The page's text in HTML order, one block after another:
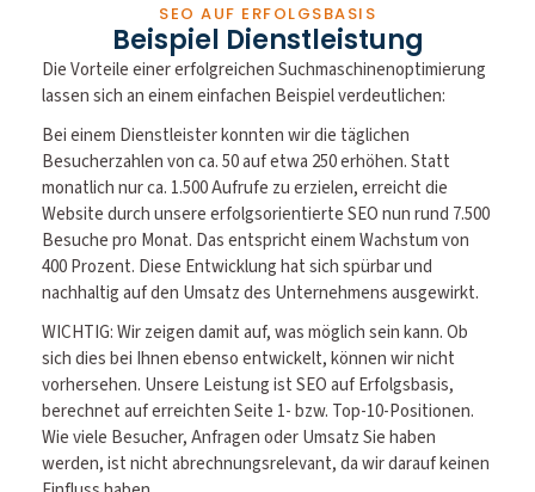
SEO AUF ERFOLGSBASIS
Beispiel Dienstleistung
Die Vorteile einer erfolgreichen Suchmaschinenoptimierung
lassen sich an einem einfachen Beispiel verdeutlichen:
Bei einem Dienstleister konnten wir die täglichen
Besucherzahlen von ca. 50 auf etwa 250 erhöhen. Statt
monatlich nur ca. 1.500 Aufrufe zu erzielen, erreicht die
Website durch unsere erfolgsorientierte SEO nun rund 7.500
Besuche pro Monat. Das entspricht einem Wachstum von
400 Prozent. Diese Entwicklung hat sich spürbar und
nachhaltig auf den Umsatz des Unternehmens ausgewirkt.
WICHTIG: Wir zeigen damit auf, was möglich sein kann. Ob
sich dies bei Ihnen ebenso entwickelt, können wir nicht
vorhersehen. Unsere Leistung ist SEO auf Erfolgsbasis,
berechnet auf erreichten Seite 1- bzw. Top-10-Positionen.
Wie viele Besucher, Anfragen oder Umsatz Sie haben
werden, ist nicht abrechnungsrelevant, da wir darauf keinen